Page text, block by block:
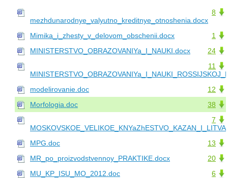
8
mezhdunarodnye_valyutno_kreditnye_otnoshenia.docx
1
Mimika_i_zhesty_v_delovom_obschenii.docx
24
MINISTERSTVO_OBRAZOVANIYa_I_NAUKI.docx
11
12
modelirovanie.doc
38
Morfologia.doc
7
13
MPG.doc
20
MR_po_proizvodstvennoy_PRAKTIKE.docx
6
MU_KP_ISU_MO_2012.doc